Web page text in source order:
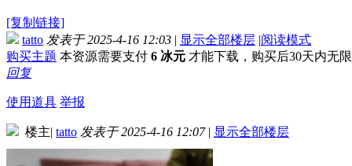
[复制链接]
tatto 发表于 2025-4-16 12:03 | 显示全部楼层 |阅读模式
购买主题 本资源需要支付 6 冰元 才能下载，购买后30天内无
回复
使用道具 举报
楼主| tatto 发表于 2025-4-16 12:07 | 显示全部楼层